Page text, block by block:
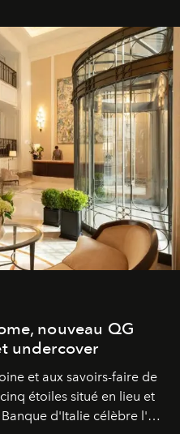
nouveau QG
undercover
et aux savoirs-faire de
étoiles situé en lieu et
d'Italie célèbre l'art